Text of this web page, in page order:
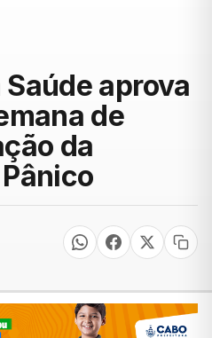
aprova
de
da